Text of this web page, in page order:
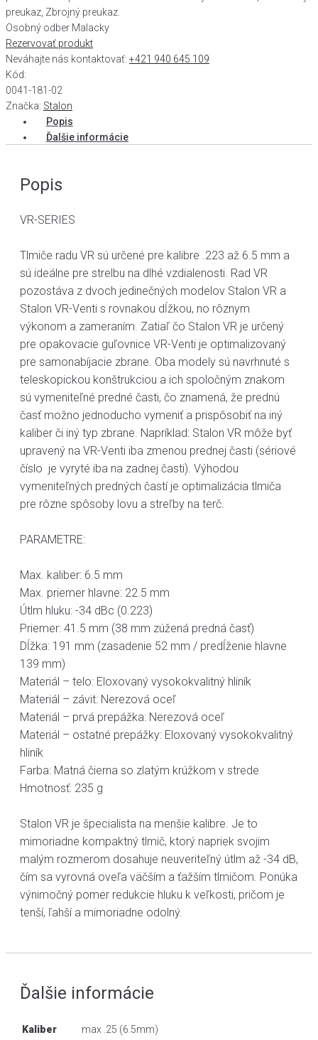
preukaz, Zbrojný preukaz.
Osobný odber Malacky
Rezervovať produkt
Neváhajte nás kontaktovať: +421 940 645 109
Kód:
0041-181-02
Značka: Stalon
Popis
Ďalšie informácie
Popis
VR-SERIES
Tlmiče radu VR sú určené pre kalibre .223 až 6.5 mm a
sú ideálne pre strelbu na dlhé vzdialenosti. Rad VR
pozostáva z dvoch jedinečných modelov Stalon VR a
Stalon VR-Venti s rovnakou dĺžkou, no rôznym
výkonom a zameraním. Zatiaľ čo Stalon VR je určený
pre opakovacie guľovnice VR-Venti je optimalizovaný
pre samonabíjacie zbrane. Oba modely sú navrhnuté s
teleskopickou konštrukciou a ich spoločným znakom
sú vymeniteľné predné časti, čo znamená, že prednú
časť možno jednoducho vymeniť a prispôsobiť na iný
kaliber či iný typ zbrane. Napríklad: Stalon VR môže byť
upravený na VR-Venti iba zmenou prednej časti (sériové
číslo je vyryté iba na zadnej časti). Výhodou
vymeniteľných predných častí je optimalizácia tlmiča
pre rôzne spôsoby lovu a streľby na terč.
PARAMETRE:
Max. kaliber: 6.5 mm
Max. priemer hlavne: 22.5 mm
Útlm hluku: -34 dBc (0.223)
Priemer: 41.5 mm (38 mm zúžená predná časť)
Dĺžka: 191 mm (zasadenie 52 mm / predĺženie hlavne
139 mm)
Materiál – telo: Eloxovaný vysokokvalitný hliník
Materiál – závit: Nerezová oceľ
Materiál – prvá prepážka: Nerezová oceľ
Materiál – ostatné prepážky: Eloxovaný vysokokvalitný
hliník
Farba: Matná čierna so zlatým krúžkom v strede
Hmotnosť: 235 g
Stalon VR je špecialista na menšie kalibre. Je to
mimoriadne kompaktný tlmič, ktorý napriek svojim
malým rozmerom dosahuje neuveriteľný útlm až -34 dB,
čím sa vyrovná oveľa väčším a ťažším tlmičom. Ponúka
výnimočný pomer redukcie hluku k veľkosti, pričom je
tenší, ľahší a mimoriadne odolný.
Ďalšie informácie
Kaliber max .25 (6.5mm)